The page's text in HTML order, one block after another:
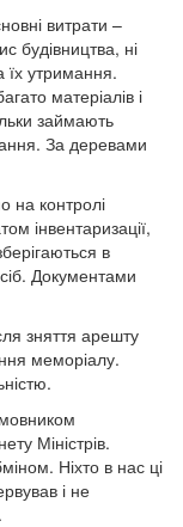
витрати –
будівництва, ні
утримання.
матеріалів і
займають
За деревами
на контролі
інвентаризації,
в
Документами
зняття арешту
меморіалу.
Міністрів.
Ніхто в нас ці
і не